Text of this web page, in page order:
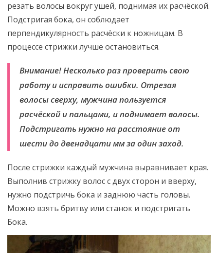
резать волосы вокруг ушей, поднимая их расчёской.
Подстригая бока, он соблюдает
перпендикулярность расчёски к ножницам. В
процессе стрижки лучше остановиться.
Внимание! Несколько раз проверить свою
работу и исправить ошибки. Отрезая
волосы сверху, мужчина пользуется
расчёской и пальцами, и поднимает волосы.
Подстригать нужно на расстояние от
шести до двенадцати мм за один заход.
После стрижки каждый мужчина выравнивает края.
Выполнив стрижку волос с двух сторон и вверху,
нужно подстричь бока и заднюю часть головы.
Можно взять бритву или станок и подстригать
Бока.